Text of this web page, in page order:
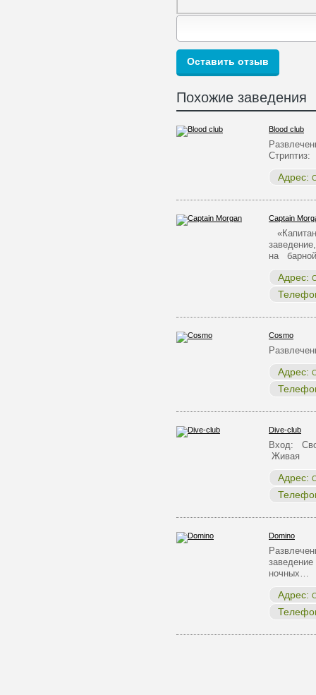
Похожие заведения
Blood club
Адрес:
Captain
на
Адрес:
Cosmo
Адрес:
Dive-club
Вход:
Живая
Адрес:
Domino
ночных…
Адрес: